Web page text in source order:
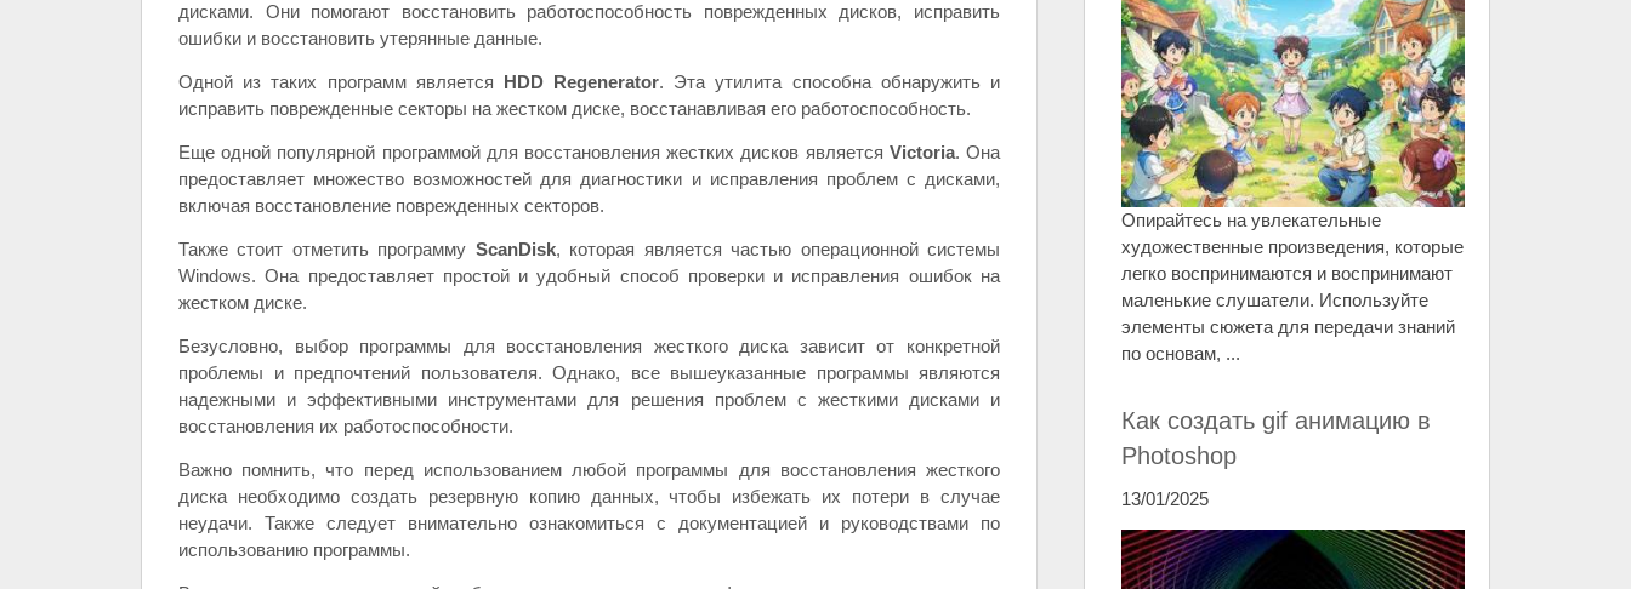
дисками. Они помогают восстановить работоспособность поврежденных дисков, исправить
ошибки и восстановить утерянные данные.
Одной из таких программ является HDD Regenerator. Эта утилита способна обнаружить и
исправить поврежденные секторы на жестком диске, восстанавливая его работоспособность.
Еще одной популярной программой для восстановления жестких дисков является Victoria. Она
предоставляет множество возможностей для диагностики и исправления проблем с дисками,
включая восстановление поврежденных секторов.
Также стоит отметить программу ScanDisk, которая является частью операционной системы
Windows. Она предоставляет простой и удобный способ проверки и исправления ошибок на
жестком диске.
Безусловно, выбор программы для восстановления жесткого диска зависит от конкретной
проблемы и предпочтений пользователя. Однако, все вышеуказанные программы являются
надежными и эффективными инструментами для решения проблем с жесткими дисками и
восстановления их работоспособности.
Важно помнить, что перед использованием любой программы для восстановления жесткого
диска необходимо создать резервную копию данных, чтобы избежать их потери в случае
неудачи. Также следует внимательно ознакомиться с документацией и руководствами по
использованию программы.
Опирайтесь на увлекательные
художественные произведения, которые
легко воспринимаются и воспринимают
маленькие слушатели. Используйте
элементы сюжета для передачи знаний
по основам, ...
Как создать gif анимацию в
Photoshop
13/01/2025